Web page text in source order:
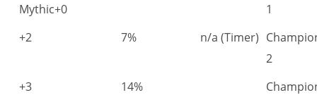
Mythic+0
1
+2
7% n/a (Timer)
2
+3
14%